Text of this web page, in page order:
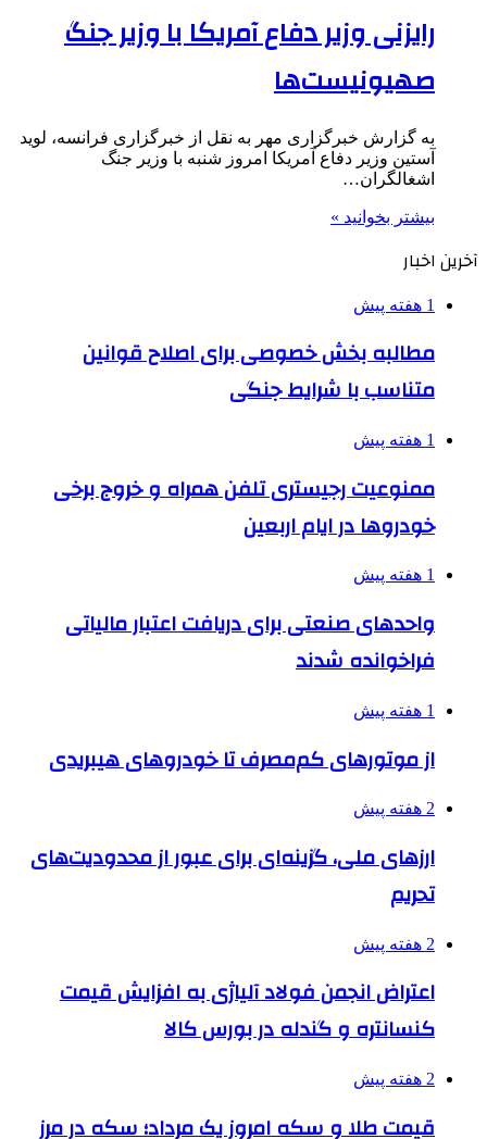
رایزنی وزیر دفاع آمریکا با وزیر جنگ
صهیونیست‌ها
به گزارش خبرگزاری مهر به نقل از خبرگزاری فرانسه، لوید
آستین وزیر دفاع آمریکا امروز شنبه با وزیر جنگ
اشغالگران…
بیشتر بخوانید »
آخرین اخبار
1 هفته پیش
مطالبه بخش خصوصی برای اصلاح قوانین
متناسب با شرایط جنگی
1 هفته پیش
ممنوعیت رجیستری تلفن همراه و خروج برخی
خودروها در ایام اربعین
1 هفته پیش
واحدهای صنعتی برای دریافت اعتبار مالیاتی
فراخوانده شدند
1 هفته پیش
از موتورهای کم‌مصرف تا خودروهای هیبریدی
2 هفته پیش
ارزهای ملی، گزینه‌ای برای عبور از محدودیت‌های
تحریم
2 هفته پیش
اعتراض انجمن فولاد آلیاژی به افزایش قیمت
کنسانتره و گندله در بورس کالا
2 هفته پیش
قیمت طلا و سکه امروز یک مرداد؛ سکه در مرز